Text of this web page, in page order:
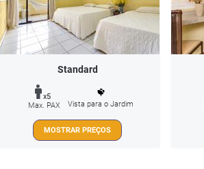
Standard
x5
Max. PAX
Vista para o Jardim
MOSTRAR PREÇOS